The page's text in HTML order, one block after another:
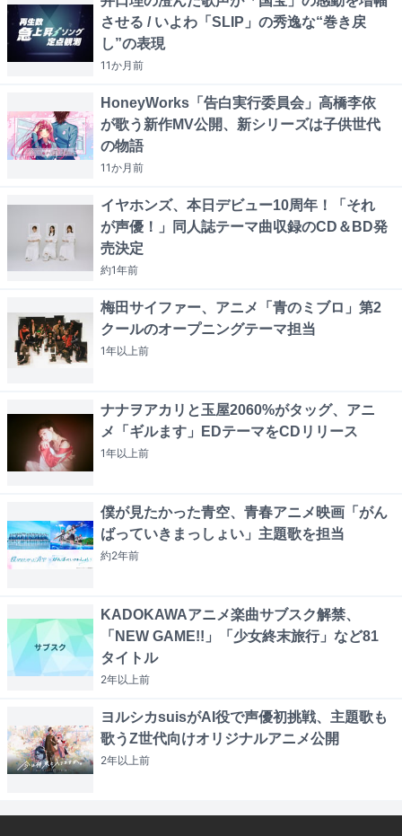
させる / いよわ「SLIP」の秀逸な“巻き戻
し”の表現
11か月前
HoneyWorks「告白実行委員会」高橋李依
が歌う新作MV公開、新シリーズは子供世代
の物語
11か月前
イヤホンズ、本日デビュー10周年！「それ
が声優！」同人誌テーマ曲収録のCD＆BD発
売決定
約1年前
梅田サイファー、アニメ「青のミブロ」第2
クールのオープニングテーマ担当
1年以上前
ナナヲアカリと玉屋2060%がタッグ、アニ
メ「ギルます」EDテーマをCDリリース
1年以上前
僕が見たかった青空、青春アニメ映画「がん
ばっていきまっしょい」主題歌を担当
約2年前
KADOKAWAアニメ楽曲サブスク解禁、
「NEW GAME!!」「少女終末旅行」など81
タイトル
2年以上前
ヨルシカsuisがAI役で声優初挑戦、主題歌も
歌うZ世代向けオリジナルアニメ公開
2年以上前